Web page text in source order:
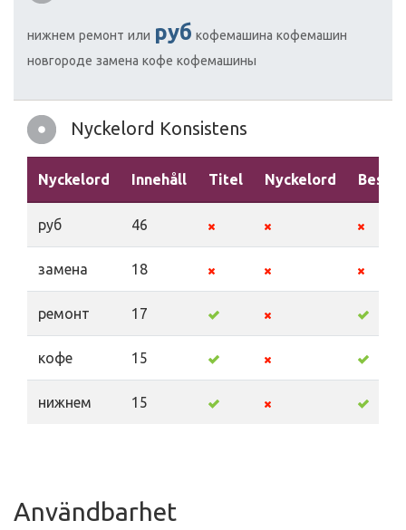
нижнем ремонт или руб кофемашина кофемашин
новгороде замена кофе кофемашины
Nyckelord Konsistens
Nyckelord Innehåll Titel Nyckelord
руб 46
замена 18
ремонт 17
кофе 15
нижнем 15
Användbarhet